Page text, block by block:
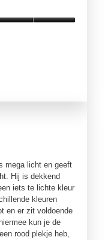
mega licht en geeft
Hij is dekkend
iets te lichte kleur
kleuren
en er zit voldoende
kun je de
rood plekje heb,